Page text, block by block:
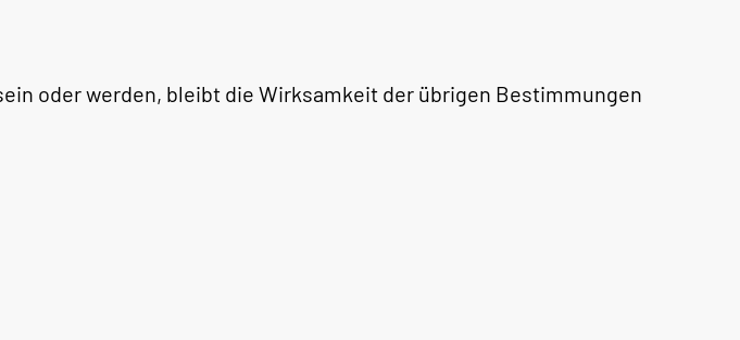
oder werden, bleibt die Wirksamkeit der übrigen Bestimmungen